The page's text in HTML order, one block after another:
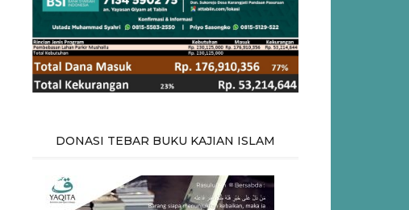
DONASI TEBAR BUKU KAJIAN ISLAM